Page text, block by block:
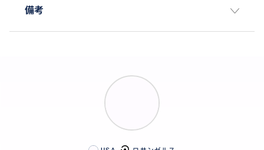
せて周る等のアレンジも致します。
備考